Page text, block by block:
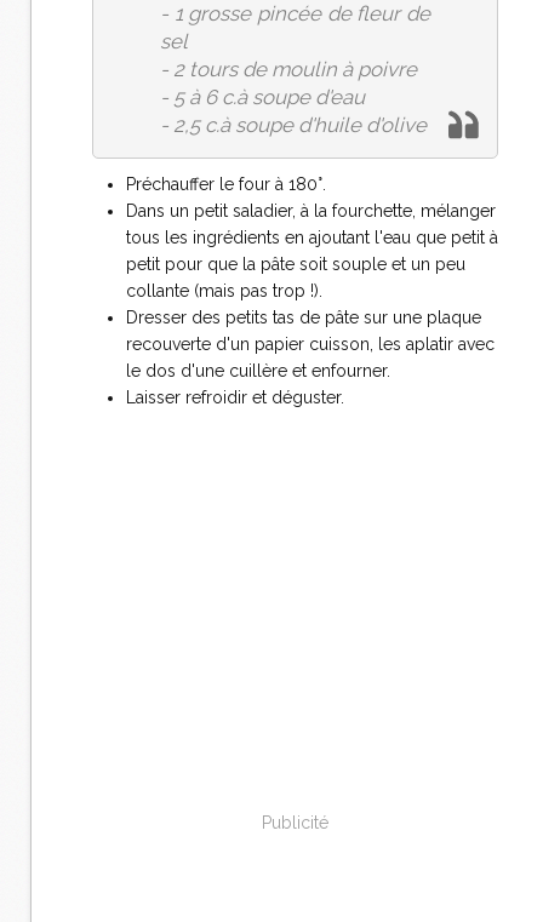
- 1 grosse pincée de fleur de
sel
- 2 tours de moulin à poivre
- 5 à 6 c.à soupe d'eau
- 2,5 c.à soupe d'huile d'olive
Préchauffer le four à 180°.
Dans un petit saladier, à la fourchette, mélanger
tous les ingrédients en ajoutant l'eau que petit à
petit pour que la pâte soit souple et un peu
collante (mais pas trop !).
Dresser des petits tas de pâte sur une plaque
recouverte d'un papier cuisson, les aplatir avec
le dos d'une cuillère et enfourner.
Laisser refroidir et déguster.
Publicité